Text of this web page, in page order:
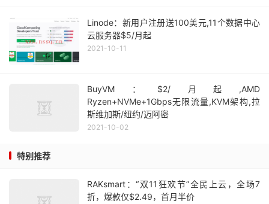
Linode：新用户注册送100美元,11个数据中心
云服务器$5/月起
2021-10-11
BuyVM：$2/月起,AMD
Ryzen+NVMe+1Gbps无限流量,KVM架构,拉
斯维加斯/纽约/迈阿密
2021-10-02
特别推荐
RAKsmart：“双11狂欢节”全民上云，全场7
折，爆款仅$2.49，首月半价